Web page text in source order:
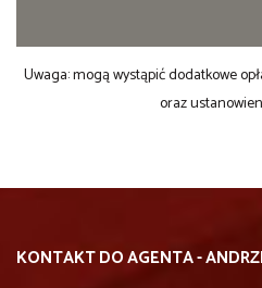
Uwaga: mogą wystąpić dodatkowe
oraz
KONTAKT DO AGENTA -